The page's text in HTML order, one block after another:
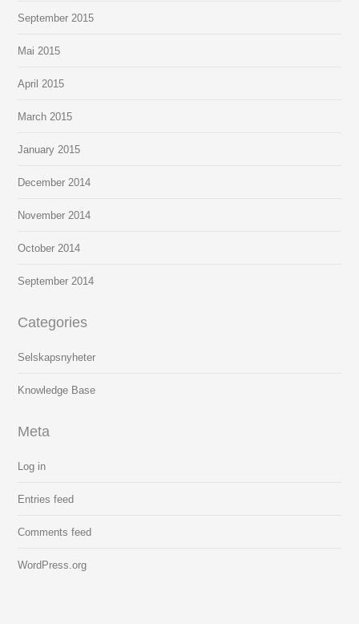
September 2015
Mai2015
April 2015
March 2015
January 2015
December 2014
November 2014
October 2014
September 2014
Categories
Selskapsnyheter
Knowledge Base
Meta
Log in
Entries feed
Comments feed
WordPress.org